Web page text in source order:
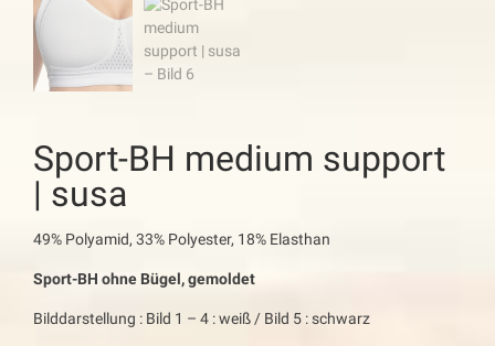
Sport-BH medium support
| susa
49% Polyamid, 33% Polyester, 18% Elasthan
Sport-BH ohne Bügel, gemoldet
Bilddarstellung : Bild 1 – 4 : weiß / Bild 5 : schwarz